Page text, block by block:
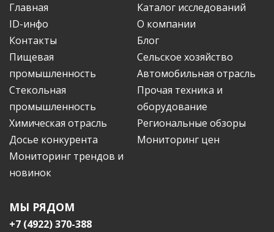
Главная
Каталог исследований
ID-инфо
О компании
Контакты
Блог
Пищевая
промышленность
Сельское хозяйство
Автомобильная отрасль
Стекольная
промышленность
Прочая техника и
оборудование
Химическая отрасль
Региональные обзоры
Досье конкурента
Мониторинг цен
Мониторинг трендов и
новинок
МЫ РЯДОМ
+7 (4922) 370-388